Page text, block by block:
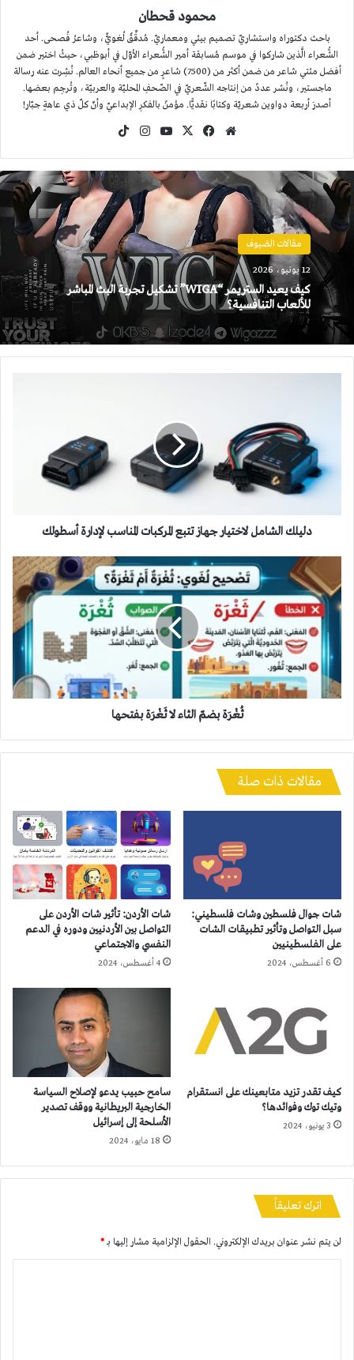
محمود قحطان
باحث دكتوراه واستشاريّ تصميم بيئي ومعماريّ. مُدقِّقٌ لُغويٌّ، وشاعرُ فُصحى. أحد
الشُّعراء الَّذين شاركوا في موسم مُسابقة أمير الشُّعراء الأوّل في أبوظبي، حيثُ اختير ضمن
أفضل مئتي شاعر من ضمن أكثر من (7500) شاعرٍ من جميع أنحاء العالم. نُشِرت عنه رسالة
ماجستير، ونُشر عددٌ من إنتاجه الشّعريّ في الصّحفِ المحليّة والعربيّة، وتُرجِم بعضها.
أصدرَ أربعة دواوين شعريّة وكتابًا نقديًّا. مؤمنٌ بالفكرِ الإبداعيّ وأنّ كلّ ذي عاهةٍ جبّار!
موقع
فيسبوك
‫X
‫YouTubeانستقرام
مقالات الضيوف
12 يونيو، 2026
كيف يعيد الستريمر “WIGA” تشكيل تجربة البث المباشر
للألعاب التنافسية؟
المركبات
المناسب
أسطولك
دليلك الشامل لاختيار جهاز تتبع المركبات المناسب لإدارة أسطولك
بضمّ
الثاء
لا
ثَغْرَة
بفتحها
ثُغْرَة بضمّ الثاء لا ثَغْرَة بفتحها
مقالات ذات صلة
شات جوال فلسطين وشات فلسطيني:
سبل التواصل وتأثير تطبيقات الشات
على الفلسطينيين
6 أغسطس، 2024
شات الأردن: تأثير شات الأردن على
التواصل بين الأردنيين ودوره في الدعم
النفسي والاجتماعي
4 أغسطس، 2024
كيف تقدر تزيد متابعينك على انستقرام
وتيك توك وفوائدها؟
3 يونيو، 2024
سامح حبيب يدعو لإصلاح السياسة
الخارجية البريطانية ووقف تصدير
الأسلحة إلى إسرائيل
18 مايو، 2024
اترك تعليقاً
لن يتم نشر عنوان بريدك الإلكتروني. الحقول الإلزامية مشار إليها بـ*